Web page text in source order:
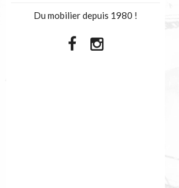
Du mobilier depuis 1980 !